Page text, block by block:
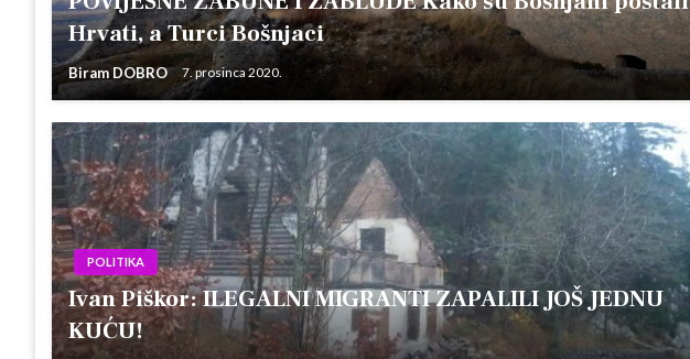
Hrvati, a Turci Bošnjaci
Biram DOBRO 7. prosinca 2020.
POLITIKA
Ivan Piškor: ILEGALNI MIGRANTI ZAPALILI JOŠ JEDNU
KUĆU!